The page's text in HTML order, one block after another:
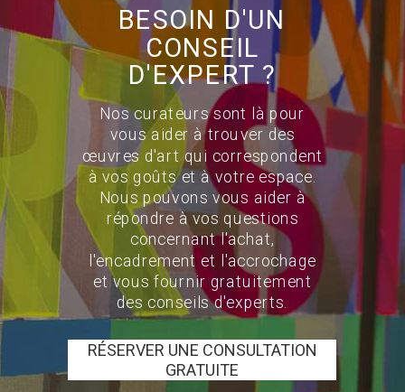
BESOIN D'UN
CONSEIL
D'EXPERT ?
Nos curateurs sont là pour
vous aider à trouver des
œuvres d'art qui correspondent
à vos goûts et à votre espace.
Nous pouvons vous aider à
répondre à vos questions
concernant l'achat,
l'encadrement et l'accrochage
et vous fournir gratuitement
des conseils d'experts.
RÉSERVER UNE CONSULTATION
GRATUITE